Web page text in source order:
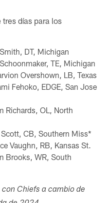
días para los
DT, Michigan
TE, Michigan
Overshown, LB, Texas
Fehoko, EDGE, San Jose
Richards, OL, North
CB, Southern Miss*
Vaughn, RB, Kansas St.
Brooks, WR, South
Chiefs a cambio de